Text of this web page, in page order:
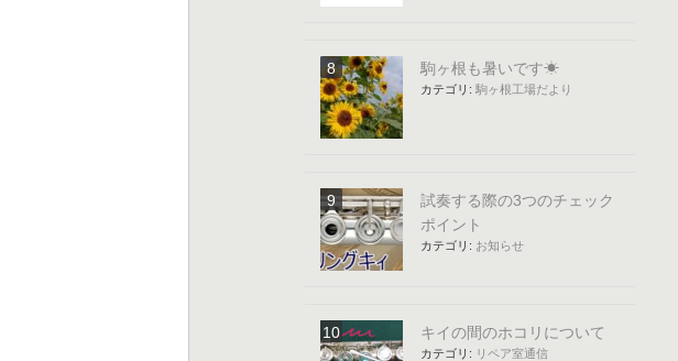
駒ヶ根も暑いです☀
カテゴリ: 駒ヶ根工場だより
試奏する際の3つのチェック
ポイント
カテゴリ: お知らせ
キイの間のホコリについて
カテゴリ: リペア室通信